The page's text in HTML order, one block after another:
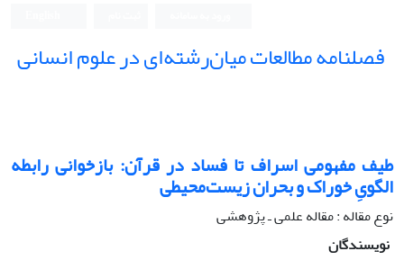
فصلنامه مطالعات میان‌رشته‌ای در علوم انسانی
طیف مفهومی اسراف تا فساد در قرآن: بازخوانی رابطه
الگویِ خوراک و بحران زیست‌محیطی
نوع مقاله : مقاله علمی ـ پژوهشی
نویسندگان